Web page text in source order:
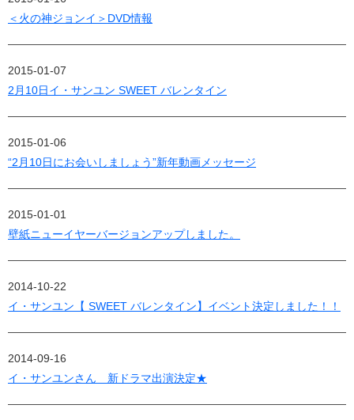
＜火の神ジョンイ＞DVD情報
2015-01-07
2月10日イ・サンユン SWEET バレンタイン
2015-01-06
“2月10日にお会いしましょう”新年動画メッセージ
2015-01-01
壁紙ニューイヤーバージョンアップしました。
2014-10-22
イ・サンユン【 SWEET バレンタイン】イベント決定しました！！
2014-09-16
イ・サンユンさん 新ドラマ出演決定★